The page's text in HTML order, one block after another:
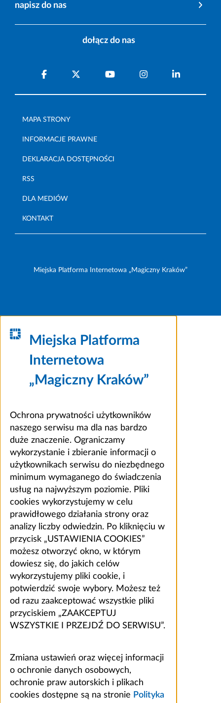
napisz do nas
dołącz do nas
MAPA STRONY
INFORMACJE PRAWNE
DEKLARACJA DOSTĘPNOŚCI
RSS
DLA MEDIÓW
KONTAKT
Miejska Platforma Internetowa „Magiczny Kraków”
Miejska Platforma
Internetowa
„Magiczny Kraków”
Ochrona prywatności użytkowników
naszego serwisu ma dla nas bardzo
duże znaczenie. Ograniczamy
wykorzystanie i zbieranie informacji o
użytkownikach serwisu do niezbędnego
minimum wymaganego do świadczenia
usług na najwyższym poziomie. Pliki
cookies wykorzystujemy w celu
prawidłowego działania strony oraz
analizy liczby odwiedzin. Po kliknięciu w
przycisk „USTAWIENIA COOKIES”
możesz otworzyć okno, w którym
dowiesz się, do jakich celów
wykorzystujemy pliki cookie, i
potwierdzić swoje wybory. Możesz też
od razu zaakceptować wszystkie pliki
przyciskiem „ZAAKCEPTUJ
WSZYSTKIE I PRZEJDŹ DO SERWISU”.
Zmiana ustawień oraz więcej informacji
o ochronie danych osobowych,
ochronie praw autorskich i plikach
cookies dostępne są na stronie Polityka